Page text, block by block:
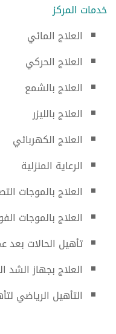
خدمات المركز
العلاج المائي
العلاج الحركي
العلاج بالشمع
العلاج بالليزر
العلاج الكهربائي
الرعاية المنزلية
العلاج بالموجات
العلاج بالموجات
تأهيل الحالات بعد
العلاج بجهاز الشد
التأهيل الرياضي